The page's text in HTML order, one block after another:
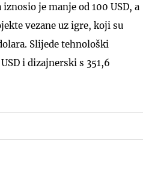
je manje od 100 USD, a
vezane uz igre, koji su
Slijede tehnološki
i dizajnerski s 351,6